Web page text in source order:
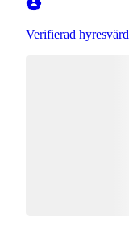
Verifierad hyresvärd